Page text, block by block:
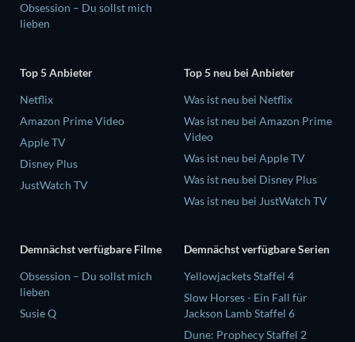
Obsession – Du sollst mich
lieben
Top 5 Anbieter
Netflix
Amazon Prime Video
Apple TV
Disney Plus
JustWatch TV
Top 5 neu bei Anbieter
Was ist neu bei Netflix
Was ist neu bei Amazon Prime
Video
Was ist neu bei Apple TV
Was ist neu bei Disney Plus
Was ist neu bei JustWatch TV
Demnächst verfügbare Filme
Obsession – Du sollst mich
lieben
Susie Q
Demnächst verfügbare Serien
Yellowjackets Staffel 4
Slow Horses - Ein Fall für
Jackson Lamb Staffel 6
Dune: Prophecy Staffel 2